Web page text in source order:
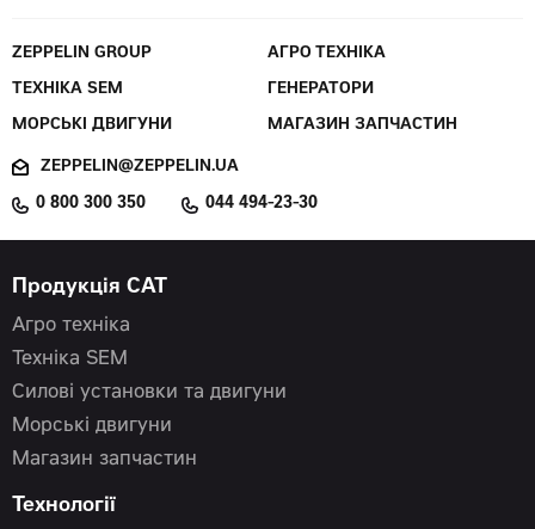
ZEPPELIN GROUP АГРО ТЕХНІКА
ТЕХНІКА SEM ГЕНЕРАТОРИ
МОРСЬКІ ДВИГУНИ МАГАЗИН ЗАПЧАСТИН
ZEPPELIN@ZEPPELIN.UA
0 800 300 350 044 494-23-30
Продукція CAT
Агро техніка
Техніка SEM
Силові установки та двигуни
Морські двигуни
Магазин запчастин
Технології